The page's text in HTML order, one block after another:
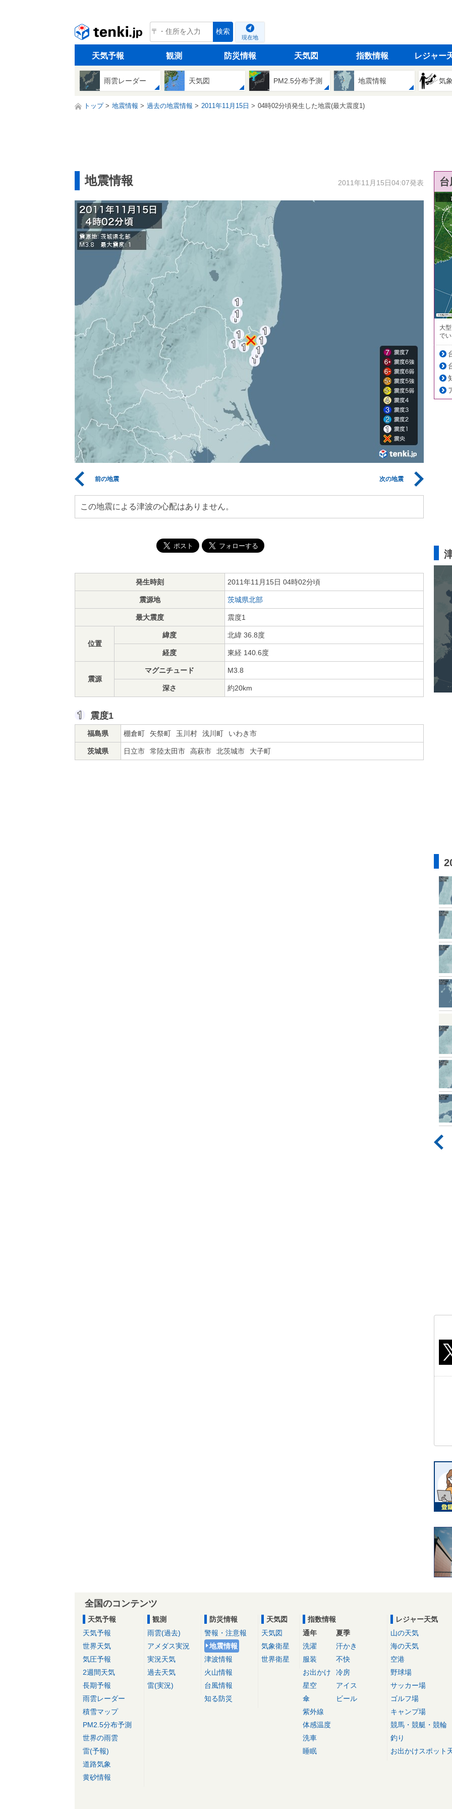
tenki.jp 検索
現在地
天気予報 観測 防災情報 天気図 指数情報 レジャー
雨雲レーダー 天気図 PM2.5分布予測 地震情報 気
トップ 地震情報 過去の地震情報 2011年11月15日 04時02分頃発生した地震(最大震度1)
地震情報 2011年11月15日04:07発表
前の地震 次の地震
この地震による津波の心配はありません。
発生時刻 2011年11月15日 04時02分頃
震源地 茨城県北部
最大震度 震度1
位置
緯度 北緯 36.8度
経度 東経 140.6度
震源
マグニチュード M3.8
深さ 約20km
震度1
福島県 棚倉町 矢祭町 玉川村 浅川町 いわき市
茨城県 日立市 常陸太田市 高萩市 北茨城市 大子町
大
で
全国のコンテンツ
天気予報
天気予報
世界天気
気圧予報
2週間天気
長期予報
雨雲レーダー
積雪マップ
PM2.5分布予測
世界の雨雲
雷(予報)
道路気象
黄砂情報
観測
雨雲(過去)
アメダス実況
実況天気
過去天気
雷(実況)
防災情報
警報・注意報
地震情報
津波情報
火山情報
台風情報
知る防災
天気図
天気図
気象衛星
世界衛星
指数情報
通年
洗濯
服装
お出かけ
星空
傘
紫外線
体感温度
洗車
睡眠
夏季
汗かき
不快
冷房
アイス
ビール
レジャー天気
山の天気
海の天気
空港
野球場
サッカー場
ゴルフ場
キャンプ場
競馬・競艇・競輪
釣り
お出かけスポット